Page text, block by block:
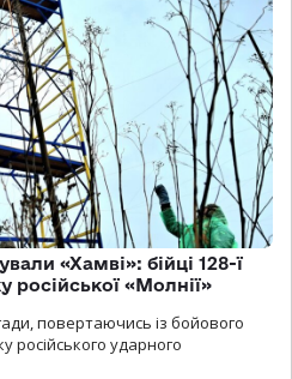
«Хамві»: бійці 128-ї
російської «Молнії»
повертаючись із бойового
російського ударного